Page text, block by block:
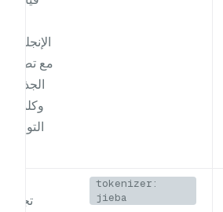
الإنجليزية
مع تصفية
الجذعية
وكلمات
التوقف.
tokenizer:
jieba
تجزئة